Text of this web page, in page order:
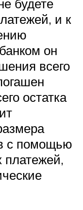
будете
и к
он
всего
остатка
с помощью